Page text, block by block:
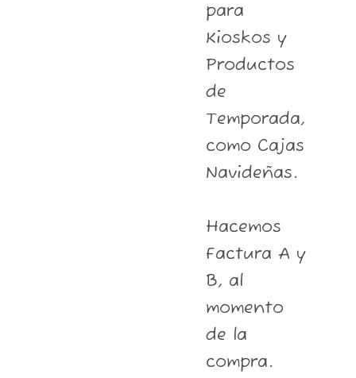
para
Kioskos y
Productos
de
Temporada,
como Cajas
Navideñas.
Hacemos
Factura A y
B, al
momento
de la
compra.